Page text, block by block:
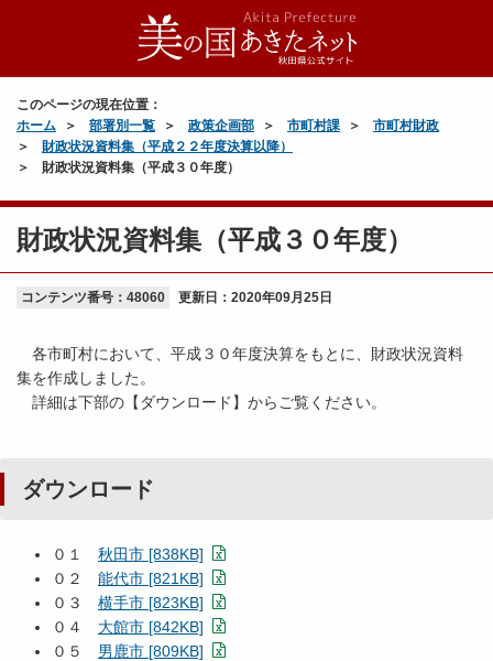
このページの現在位置：
ホーム
部署別一覧 政策企画部 市町村課
市町村財政
財政状況資料集（平成２２年度決算以降）
財政状況資料集（平成３０年度）
財政状況資料集（平成３０年度）
コンテンツ番号：48060 更新日： 2020年09月25日
各市町村において、平成３０年度決算をもとに、財政状況資料
集を作成しました。
詳細は下部の【ダウンロード】からご覧ください。
ダウンロード
０１ 秋田市 [838KB]
０２ 能代市 [821KB]
０３ 横手市 [823KB]
０４ 大館市 [842KB]
０５ 男鹿市 [809KB]